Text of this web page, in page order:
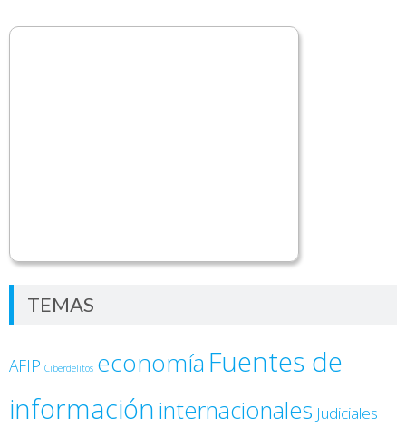
TEMAS
AFIP Ciberdelitos economía Fuentes de
información internacionales Judiciales